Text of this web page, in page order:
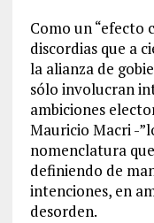
Como un “efecto
discordias que a
la alianza de
sólo involucran
ambiciones
Mauricio Macri -
nomenclatura
definiendo de
intenciones, en
desorden.